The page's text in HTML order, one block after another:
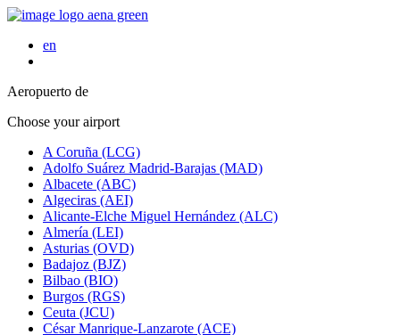
en
Aeropuerto de
Choose your airport
A Coruña (LCG)
Adolfo Suárez Madrid-Barajas (MAD)
Albacete (ABC)
Algeciras (AEI)
Alicante-Elche Miguel Hernández (ALC)
Almería (LEI)
Asturias (OVD)
Badajoz (BJZ)
Bilbao (BIO)
Burgos (RGS)
Ceuta (JCU)
César Manrique-Lanzarote (ACE)